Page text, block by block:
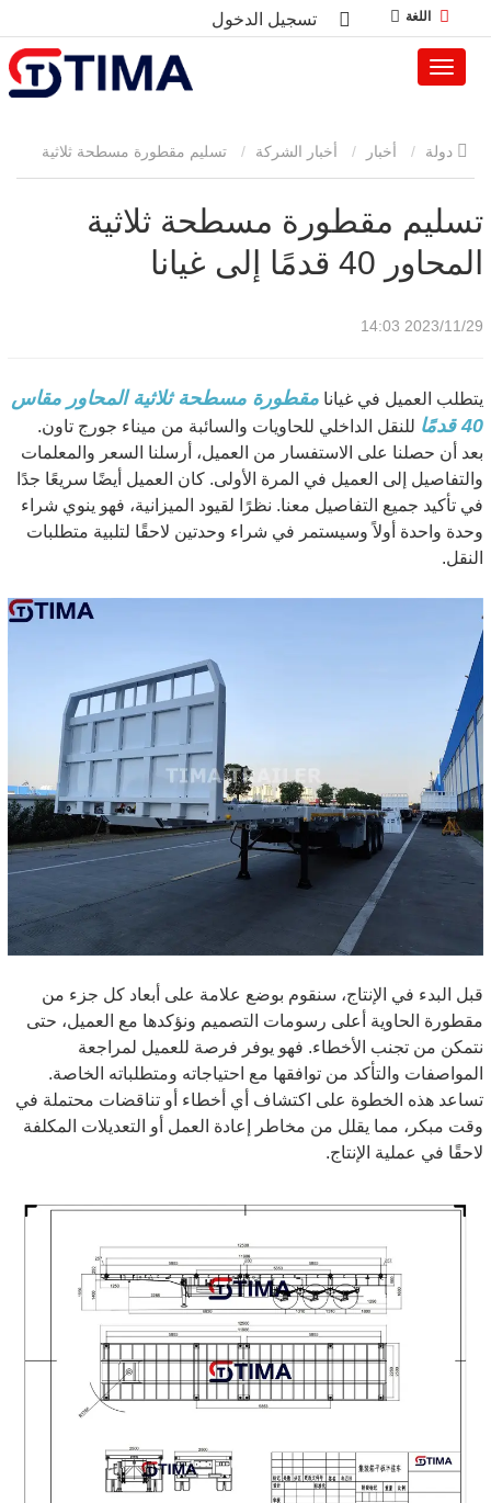
اللغة تسجيل الدخول
أخبار أخبار الشركة تسليم مقطورة مسطحة ثلاثية
المحاور 40 قدمًا إلى غيانا
تسليم مقطورة مسطحة ثلاثية
المحاور 40 قدمًا إلى غيانا
2023/11/29 14:03
يتطلب العميل في غيانا مقطورة مسطحة ثلاثية المحاور مقاس
40 قدمًا
للنقل الداخلي للحاويات والسائبة من ميناء جورج تاون.
بعد أن حصلنا على الاستفسار من العميل، أرسلنا السعر والمعلمات
والتفاصيل إلى العميل في المرة الأولى. كان العميل أيضًا سريعًا جدًا
في تأكيد جميع التفاصيل معنا. نظرًا لقيود الميزانية، فهو ينوي شراء
وحدة واحدة أولاً وسيستمر في شراء وحدتين لاحقًا لتلبية متطلبات
النقل.
قبل البدء في الإنتاج، سنقوم بوضع علامة على أبعاد كل جزء من
مقطورة الحاوية أعلى رسومات التصميم ونؤكدها مع العميل، حتى
نتمكن من تجنب الأخطاء. فهو يوفر فرصة للعميل لمراجعة
المواصفات والتأكد من توافقها مع احتياجاته ومتطلباته الخاصة.
تساعد هذه الخطوة على اكتشاف أي أخطاء أو تناقضات محتملة في
وقت مبكر، مما يقلل من مخاطر إعادة العمل أو التعديلات المكلفة
لاحقًا في عملية الإنتاج.